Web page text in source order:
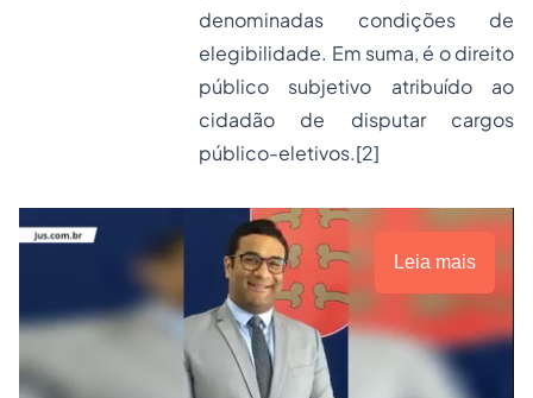
denominadas condições de
elegibilidade. Em suma, é o direito
público subjetivo atribuído ao
cidadão de disputar cargos
público-eletivos.[2]
Leia mais